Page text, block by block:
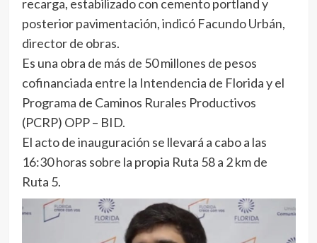
recarga, estabilizado con cemento portland y
posterior pavimentación, indicó Facundo Urbán,
director de obras.
Es una obra de más de 50 millones de pesos
cofinanciada entre la Intendencia de Florida y el
Programa de Caminos Rurales Productivos
(PCRP) OPP – BID.
El acto de inauguración se llevará a cabo a las
16:30 horas sobre la propia Ruta 58 a 2 km de
Ruta 5.